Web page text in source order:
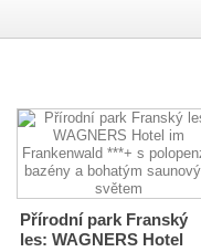
Přírodní park Franský
les: WAGNERS Hotel